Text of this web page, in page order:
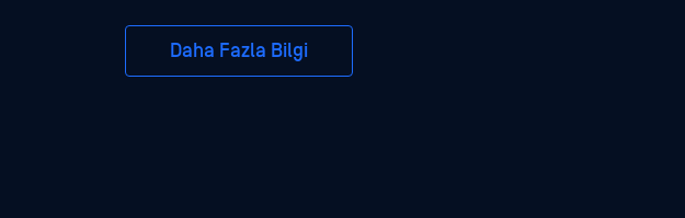
Daha Fazla Bilgi